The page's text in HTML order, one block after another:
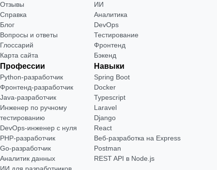
Отзывы
Справка
Блог
Вопросы и ответы
Глоссарий
Карта сайта
ИИ
Аналитика
DevOps
Тестирование
Фронтенд
Бэкенд
Профессии
Python-разработчик
Фронтенд-разработчик
Java-разработчик
Инженер по ручному
тестированию
DevOps-инженер с нуля
РНР-разработчик
Go-разработчик
Аналитик данных
Навыки
Spring Boot
Docker
Typescript
Laravel
Django
React
Веб-разработка на Express
Postman
REST API в Node.js